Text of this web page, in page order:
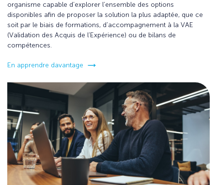
organisme capable d’explorer l’ensemble des options
disponibles afin de proposer la solution la plus adaptée, que ce
soit par le biais de formations, d’accompagnement à la VAE
(Validation des Acquis de l’Expérience) ou de bilans de
compétences.
En apprendre davantage